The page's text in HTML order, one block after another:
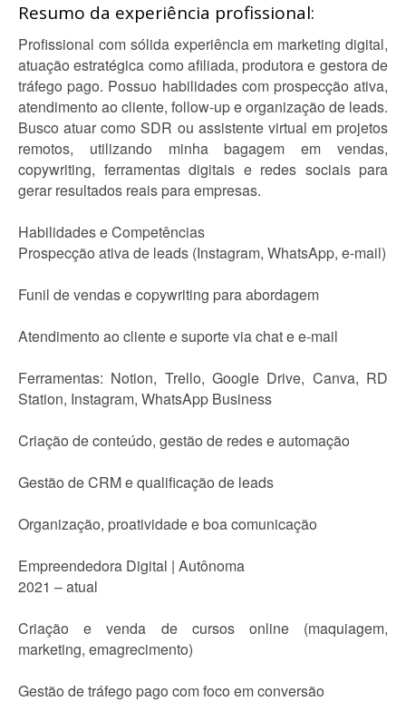
Resumo da experiência profissional:
Profissional com sólida experiência em marketing digital,
atuação estratégica como afiliada, produtora e gestora de
tráfego pago. Possuo habilidades com prospecção ativa,
atendimento ao cliente, follow-up e organização de leads.
Busco atuar como SDR ou assistente virtual em projetos
remotos, utilizando minha bagagem em vendas,
copywriting, ferramentas digitais e redes sociais para
gerar resultados reais para empresas.
Habilidades e Competências
Prospecção ativa de leads (Instagram, WhatsApp, e-mail)
Funil de vendas e copywriting para abordagem
Atendimento ao cliente e suporte via chat e e-mail
Ferramentas: Notion, Trello, Google Drive, Canva, RD
Station, Instagram, WhatsApp Business
Criação de conteúdo, gestão de redes e automação
Gestão de CRM e qualificação de leads
Organização, proatividade e boa comunicação
Empreendedora Digital | Autônoma
2021 – atual
Criação e venda de cursos online (maquiagem,
marketing, emagrecimento)
Gestão de tráfego pago com foco em conversão